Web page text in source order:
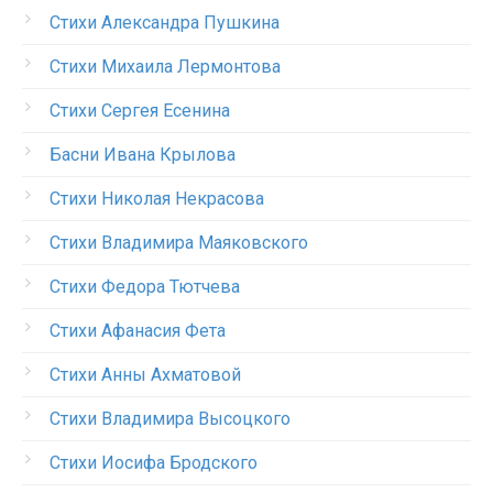
Стихи Александра Пушкина
Стихи Михаила Лермонтова
Стихи Сергея Есенина
Басни Ивана Крылова
Стихи Николая Некрасова
Стихи Владимира Маяковского
Стихи Федора Тютчева
Стихи Афанасия Фета
Стихи Анны Ахматовой
Стихи Владимира Высоцкого
Стихи Иосифа Бродского